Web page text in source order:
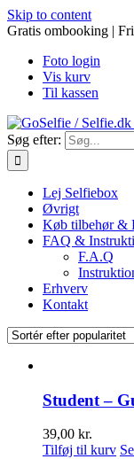
Skip to content
Gratis ombooking |
Foto login
Vis kurv
Til kassen
Søg efter:
Lej Selfiebox
Øvrigt
Køb tilbehør &
FAQ &
F.A.Q
Erhverv
Kontakt
Student –
39,00 kr.
Tilføj til kurv